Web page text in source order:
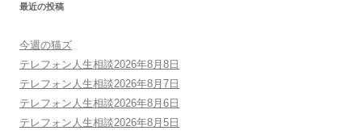
最近の投稿
今週の猫ズ
テレフォン人生相談2026年8月8日
テレフォン人生相談2026年8月7日
テレフォン人生相談2026年8月6日
テレフォン人生相談2026年8月5日